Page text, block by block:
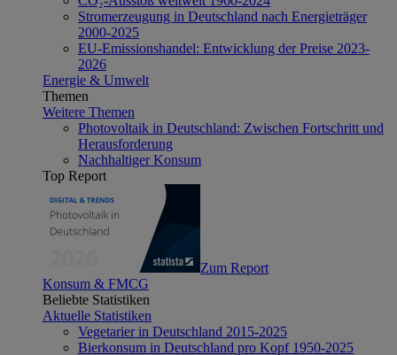
Stromerzeugung in Deutschland nach Energieträger
2000-2025
EU-Emissionshandel: Entwicklung der Preise 2023-
2026
Energie & Umwelt
Themen
Weitere Themen
Photovoltaik in Deutschland: Zwischen Fortschritt und
Herausforderung
Nachhaltiger Konsum
Top Report
Zum Report
Konsum & FMCG
Beliebte Statistiken
Aktuelle Statistiken
Vegetarier in Deutschland 2015-2025
Bierkonsum in Deutschland pro Kopf 1950-2025